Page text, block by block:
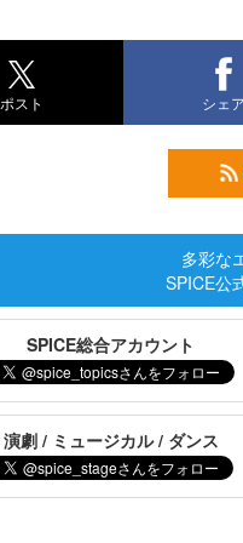
ポスト シェア
多彩な
SPICE公
SPICE総合アカウント
演劇 / ミュージカル / ダンス